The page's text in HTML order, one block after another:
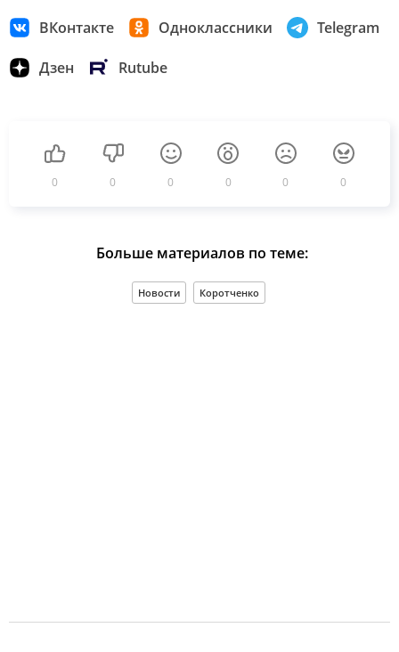
ВКонтакте Одноклассники Telegram
Дзен Rutube
0 0 0 0 0 0
Больше материалов по теме:
Новости Коротченко